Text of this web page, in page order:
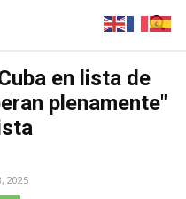
en lista de
plenamente"
2025